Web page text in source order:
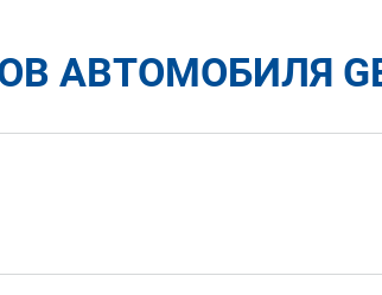
АВТОМОБИЛЯ